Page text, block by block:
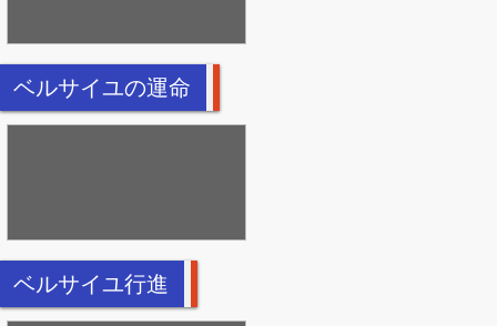
ベルサイユの運命
ベルサイユ行進